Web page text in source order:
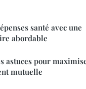
santé avec une
abordable
astuces pour
mutuelle